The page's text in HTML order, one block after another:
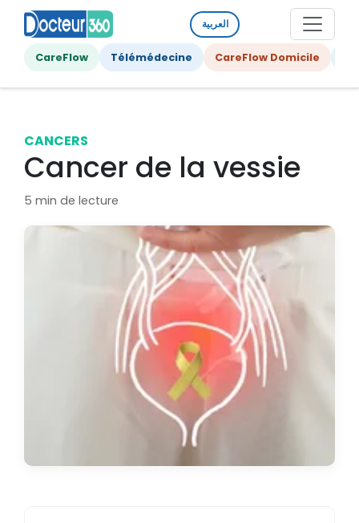
العربية
CareFlow Télémédecine CareFlow Domicile
CANCERS
Cancer de la vessie
5 min de lecture